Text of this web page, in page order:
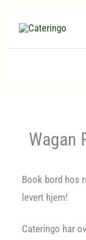
Wagan
Book bord hos
levert hjem!
Cateringo har